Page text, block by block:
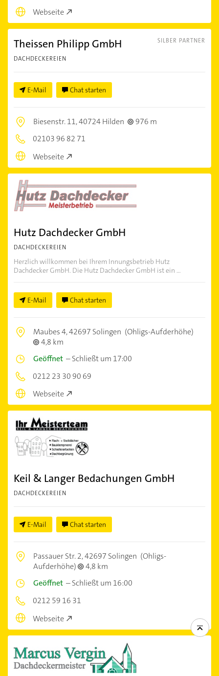
Webseite
SILBER PARTNER
Theissen Philipp GmbH
DACHDECKEREIEN
E-Mail Chat starten
Biesenstr. 11,40724 Hilden
976 m
02103 96 82 71
Webseite
Hutz Dachdecker GmbH
DACHDECKEREIEN
Herzlich willkommen bei Ihrem Innungsbetrieb Hutz
Dachdecker GmbH. Die Hutz Dachdecker GmbH ist ein ...
E-Mail Chat starten
Maubes 4,42697 Solingen (Ohligs-Aufderhöhe)
4,8 km
Geöffnet –Schließt um 17:00
0212 23 30 90 69
Webseite
Keil & Langer Bedachungen GmbH
DACHDECKEREIEN
E-Mail Chat starten
Passauer Str. 2,42697 Solingen (Ohligs-
Aufderhöhe)
4,8 km
Geöffnet –Schließt um 16:00
0212 59 16 31
Webseite